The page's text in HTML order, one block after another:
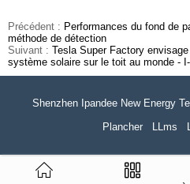
Précédent : Performances du fond de
méthode de détection
Suivant : Tesla Super Factory
système solaire sur le toit au monde -
Shenzhen Ipandee New Energy
Plancher
LLms